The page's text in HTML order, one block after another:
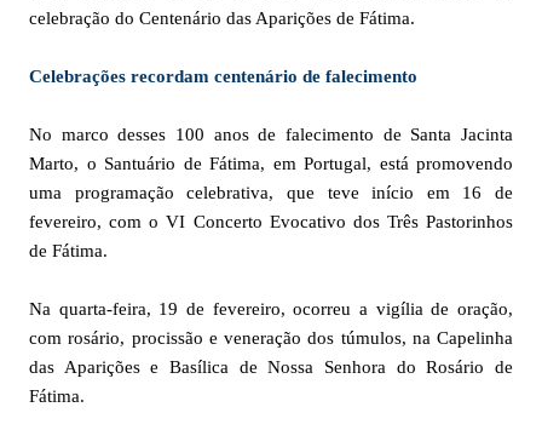
celebração do Centenário das Aparições de Fátima.
Celebrações recordam centenário de falecimento
No marco desses 100 anos de falecimento de Santa Jacinta
Marto, o Santuário de Fátima, em Portugal, está promovendo
uma programação celebrativa, que teve início em 16 de
fevereiro, com o VI Concerto Evocativo dos Três Pastorinhos
de Fátima.
Na quarta-feira, 19 de fevereiro, ocorreu a vigília de oração,
com rosário, procissão e veneração dos túmulos, na Capelinha
das Aparições e Basílica de Nossa Senhora do Rosário de
Fátima.